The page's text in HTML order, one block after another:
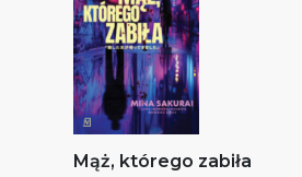
Mąż, którego zabiła